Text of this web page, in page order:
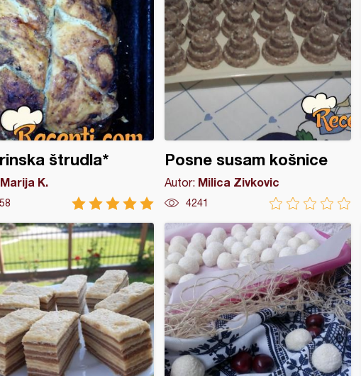
štrudla*
Marija K.
Posne susam košnice
Autor: Milica Zivkovic
4241